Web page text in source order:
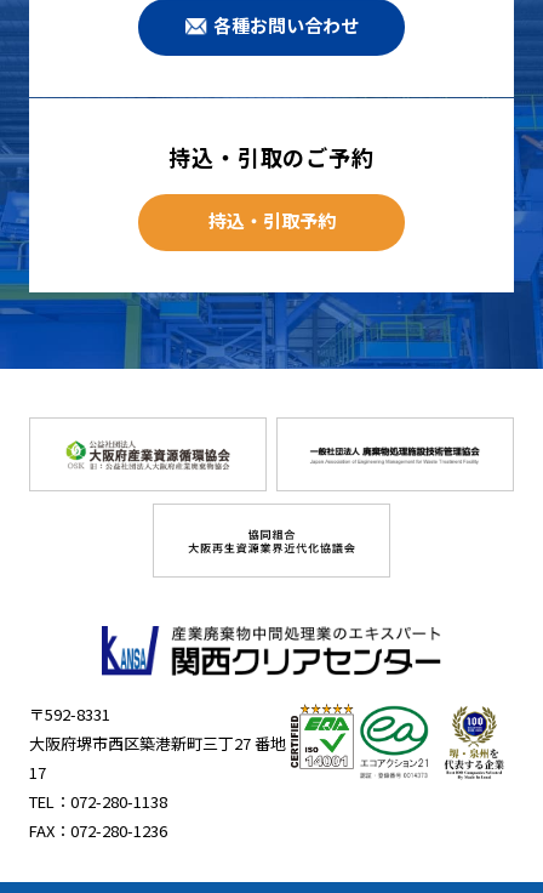
各種お問い合わせ
持込・引取のご予約
持込・引取予約
〒592-8331
大阪府堺市西区築港新町三丁27 番地
17
TEL： 072-280-1138
FAX：072-280-1236